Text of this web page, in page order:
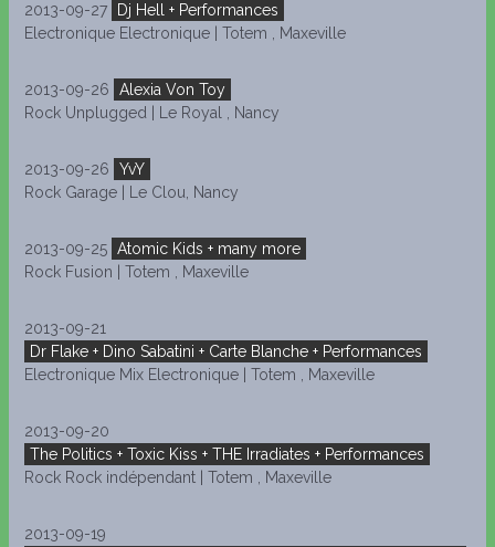
2013-09-27
Dj Hell + Performances
Electronique Electronique | Totem , Maxeville
2013-09-26
Alexia Von Toy
Rock Unplugged | Le Royal , Nancy
2013-09-26
YvY
Rock Garage | Le Clou, Nancy
2013-09-25 Atomic Kids + many more
Rock Fusion | Totem , Maxeville
2013-09-21
Dr Flake + Dino Sabatini + Carte Blanche + Performances
Electronique Mix Electronique | Totem , Maxeville
2013-09-20
The Politics + Toxic Kiss + THE Irradiates + Performances
Rock Rock indépendant | Totem , Maxeville
2013-09-19